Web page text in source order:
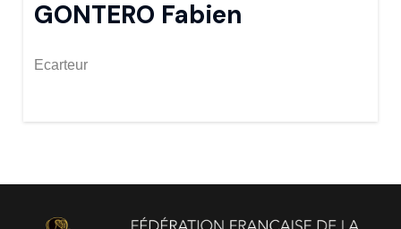
GONTERO Fabien
Ecarteur